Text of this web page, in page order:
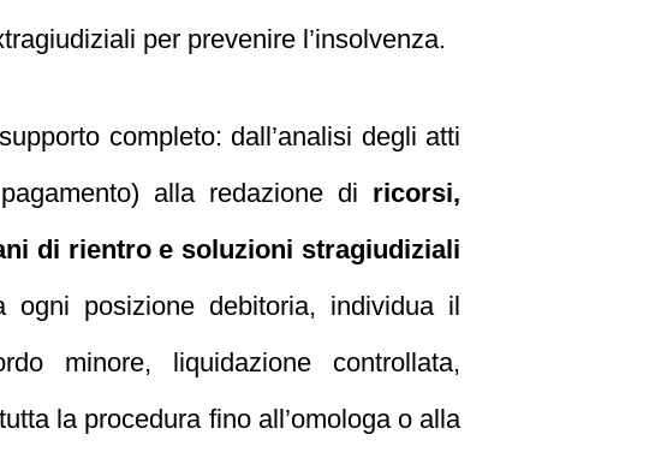
per prevenire l’insolvenza.
completo: dall’analisi degli atti
alla redazione di ricorsi,
di rientro e soluzioni stragiudiziali
posizione debitoria, individua il
minore, liquidazione controllata,
la procedura fino all’omologa o alla